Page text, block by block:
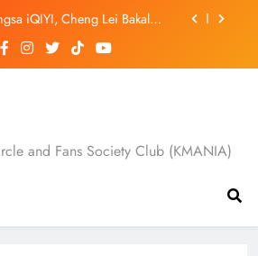
iQIYI, Cheng Lei Bakal
Filem ‘Tiket Sehala’
Asia
Ketua Sindiket Jenayah di
Eksklusif Bersama DK,
SEVENTEEN
di Kuala Lumpur
Filem ‘Tiket Sehala’
Asia
and Fans Society Club (KMANIA)